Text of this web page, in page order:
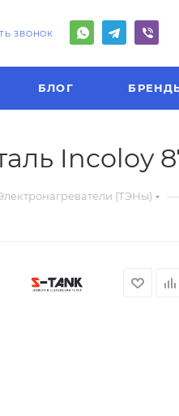
ЗВОНОК
БЛОГ
Incoloy
(ТЭНы) —